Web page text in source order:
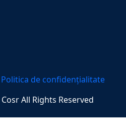
Politica de confidențialitate
CosrAll Rights Reserved